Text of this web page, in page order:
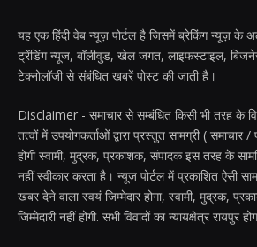
यह एक हिंदी वेब न्यूज़ पोर्टल है जिसमें ब्रेकिंग न्यूज़ के
ट्रेंडिंग न्यूज, बॉलीवुड, खेल जगत, लाइफस्टाइल,
टेक्नोलॉजी से संबंधित खबरें पोस्ट की जाती है।
Disclaimer - समाचार से सम्बंधित किसी भी तरह के
तत्वों में उपयोगकर्ताओं द्वारा प्रस्तुत सामग्री ( समाचार
होगी स्वामी, मुद्रक, प्रकाशक, संपादक इस तरह के
नहीं स्वीकार करता है। न्यूज़ पोर्टल में प्रकाशित ऐसी
खबर देने वाला स्वयं जिम्मेदार होगा, स्वामी, मुद्रक,
जिम्मेदारी नहीं होगी. सभी विवादों का न्यायक्षेत्र रायपुर